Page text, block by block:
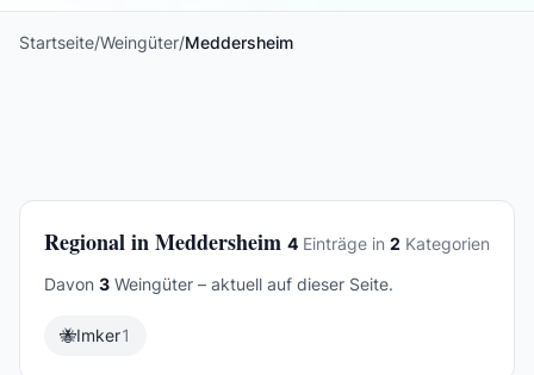
Startseite/Weingüter/Meddersheim
Regional in Meddersheim 4 Einträge in 2 Kategorien
Davon 3 Weingüter – aktuell auf dieser Seite.
🐝Imker1